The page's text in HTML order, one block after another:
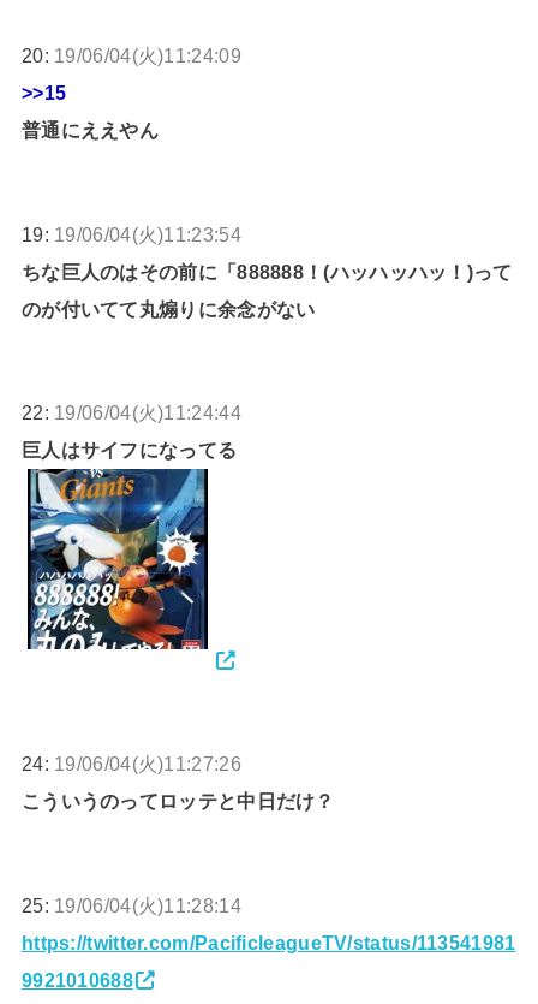
20: 19/06/04(火)11:24:09
>>15
普通にええやん
19: 19/06/04(火)11:23:54
ちな巨人のはその前に「888888！(ハッハッハッ！)って
のが付いてて丸煽りに余念がない
22: 19/06/04(火)11:24:44
巨人はサイフになってる
24: 19/06/04(火)11:27:26
こういうのってロッテと中日だけ？
25: 19/06/04(火)11:28:14
https://twitter.com/PacificleagueTV/status/113541981
9921010688